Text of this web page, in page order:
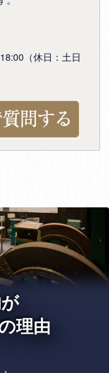
（休日：土日
理由